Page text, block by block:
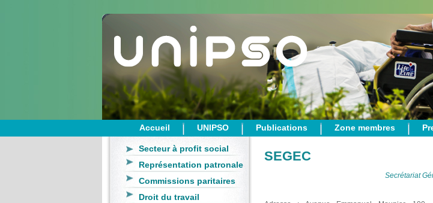
Accueil UNIPSO Publications Zone membres
Secteur à profit social
Représentation patronale
Commissions paritaires
Droit du travail
SEGEC
Secrétariat